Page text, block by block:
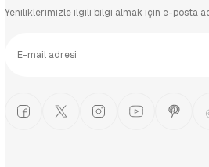
Yeniliklerimizle ilgili bilgi almak için e-posta